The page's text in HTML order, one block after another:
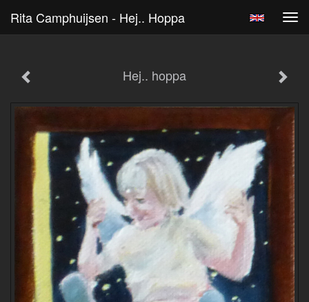
Rita Camphuijsen - Hej.. Hoppa
Hej.. hoppa